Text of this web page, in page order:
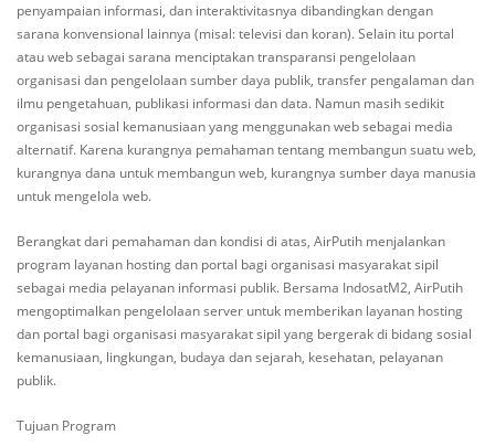
penyampaian informasi, dan interaktivitasnya dibandingkan dengan
sarana konvensional lainnya (misal: televisi dan koran). Selain itu portal
atau web sebagai sarana menciptakan transparansi pengelolaan
organisasi dan pengelolaan sumber daya publik, transfer pengalaman dan
ilmu pengetahuan, publikasi informasi dan data. Namun masih sedikit
organisasi sosial kemanusiaan yang menggunakan web sebagai media
alternatif. Karena kurangnya pemahaman tentang membangun suatu web,
kurangnya dana untuk membangun web, kurangnya sumber daya manusia
untuk mengelola web.
Berangkat dari pemahaman dan kondisi di atas, AirPutih menjalankan
program layanan hosting dan portal bagi organisasi masyarakat sipil
sebagai media pelayanan informasi publik. Bersama IndosatM2, AirPutih
mengoptimalkan pengelolaan server untuk memberikan layanan hosting
dan portal bagi organisasi masyarakat sipil yang bergerak di bidang sosial
kemanusiaan, lingkungan, budaya dan sejarah, kesehatan, pelayanan
publik.
Tujuan Program